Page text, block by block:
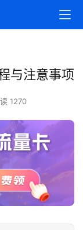
与注意事项
1270